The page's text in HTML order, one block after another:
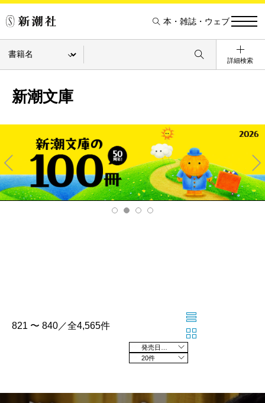
本・雑誌・ウェブ
詳細検索
新潮文庫
Pre
v
Ne
xt
821 〜 840／全4,565件
20件